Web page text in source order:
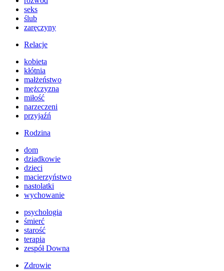
seks
ślub
zaręczyny
Relacje
kobieta
kłótnia
małżeństwo
mężczyzna
miłość
narzeczeni
przyjaźń
Rodzina
dom
dziadkowie
dzieci
macierzyństwo
nastolatki
wychowanie
psychologia
śmierć
starość
terapia
zespół Downa
Zdrowie